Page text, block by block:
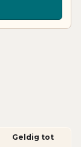
Geldig tot